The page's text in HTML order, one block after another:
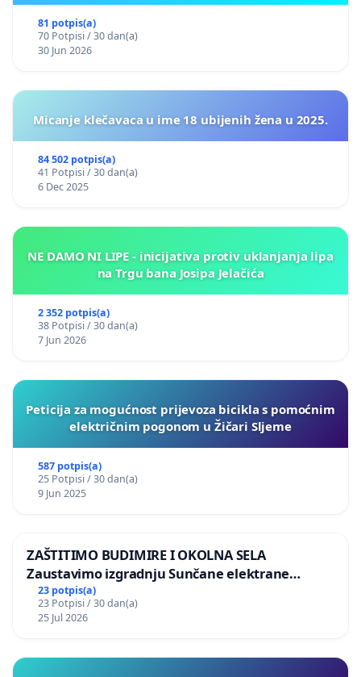
81 potpis(a)
70 Potpisi / 30 dan(a)
30 Jun 2026
Micanje klečavaca u ime 18 ubijenih žena u 2025.
84 502 potpis(a)
41 Potpisi / 30 dan(a)
6 Dec 2025
NE DAMO NI LIPE - inicijativa protiv uklanjanja lipa
na Trgu bana Josipa Jelačića
2 352 potpis(a)
38 Potpisi / 30 dan(a)
7 Jun 2026
Peticija za mogućnost prijevoza bicikla s pomoćnim
električnim pogonom u Žičari Sljeme
587 potpis(a)
25 Potpisi / 30 dan(a)
9 Jun 2025
ZAŠTITIMO BUDIMIRE I OKOLNA SELA
Zaustavimo izgradnju Sunčane elektrane
Vedrine na području Ugljana
23 potpis(a)
23 Potpisi / 30 dan(a)
25 Jul 2026